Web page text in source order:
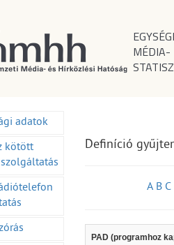
MÉDIA-
adatok
kötött
Definíció
A B C
PAD (programhoz